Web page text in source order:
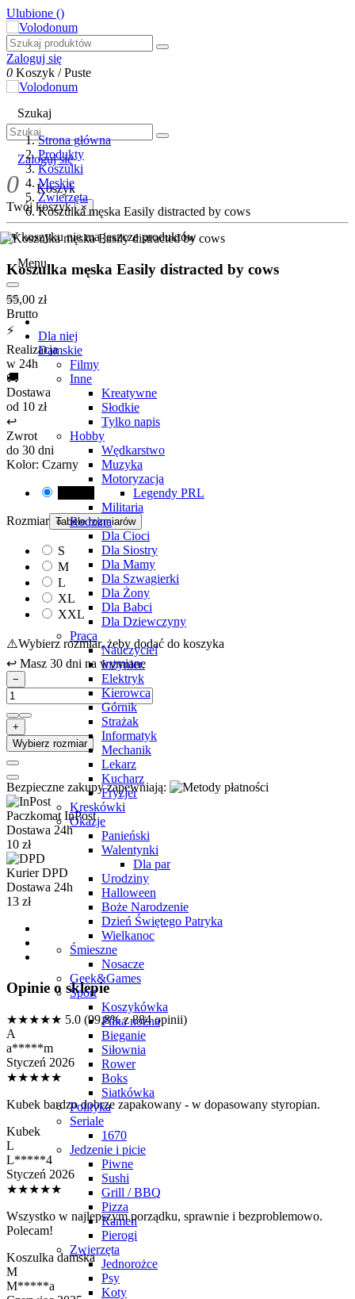
Ulubione ()
Zaloguj się
0 Koszyk /Puste
Szukaj
Zaloguj się
0
Koszyk
Twój koszyk
×
W koszyku nie ma jeszcze produktów
Menu
Dla niej
Damskie
Filmy
Inne
Kreatywne
Słodkie
Tylko napis
Hobby
Wędkarstwo
Muzyka
Motoryzacja
Legendy PRL
Militaria
Rodzina
Dla Cioci
Dla Siostry
Dla Mamy
Dla Szwagierki
Dla Żony
Dla Babci
Dla Dziewczyny
Praca
Nauczyciel
Inżynier
Elektryk
Kierowca
Górnik
Strażak
Informatyk
Mechanik
Lekarz
Kucharz
Fryzjer
Kreskówki
Okazje
Panieński
Walentynki
Dla par
Urodziny
Halloween
Boże Narodzenie
Dzień Świętego Patryka
Wielkanoc
Śmieszne
Nosacze
Geek&Games
Sport
Koszykówka
Piłka nożna
Bieganie
Siłownia
Rower
Boks
Siatkówka
Polityka
Seriale
1670
Jedzenie i picie
Piwne
Sushi
Grill / BBQ
Pizza
Ramen
Pierogi
Zwierzęta
Jednorożce
Psy
Koty
Strona główna
Produkty
Koszulki
Męskie
Zwierzęta
Koszulka męska Easily distracted by cows
Koszulka męska Easily distracted by cows
55,00 zł
Brutto
⚡
Realizacja
w 24h
🚚
Dostawa
od 10 zł
↩️
Zwrot
do 30 dni
Kolor: Czarny
Rozmiar Tabele rozmiarów
S
M
L
XL
XXL
⚠️Wybierz rozmiar, żeby dodać do koszyka
↩️ Masz 30 dni na wymianę
−
+
Wybierz rozmiar
Bezpieczne zakupy zapewniają:
Paczkomat InPost
Dostawa 24h
10 zł
Kurier DPD
Dostawa 24h
13 zł
Opinie o sklepie
★★★★★ 5.0 (99,8% z 884 opinii)
A
a*****m
Styczeń 2026
★★★★★
Kubek bardzo dobrze zapakowany - w dopasowany styropian.
Kubek
L
L*****4
Styczeń 2026
★★★★★
Wszystko w najlepszym porządku, sprawnie i bezproblemowo.
Polecam!
Koszulka damska
M
M*****a